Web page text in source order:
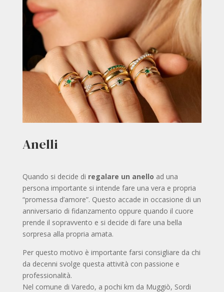
Anelli
Quando si decide di regalare un anello ad una
persona importante si intende fare una vera e propria
“promessa d’amore”. Questo accade in occasione di un
anniversario di fidanzamento oppure quando il cuore
prende il sopravvento e si decide di fare una bella
sorpresa alla propria amata.
Per questo motivo è importante farsi consigliare da chi
da decenni svolge questa attività con passione e
professionalità.
Nel comune di Varedo, a pochi km da Muggiò, Sordi